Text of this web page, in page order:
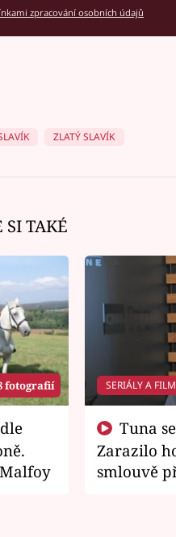
zpracování osobních údajů
ZLATÝ SLAVÍK
SI TAKÉ
fotografií SERIÁLY A
Zarazilo
smlouvě